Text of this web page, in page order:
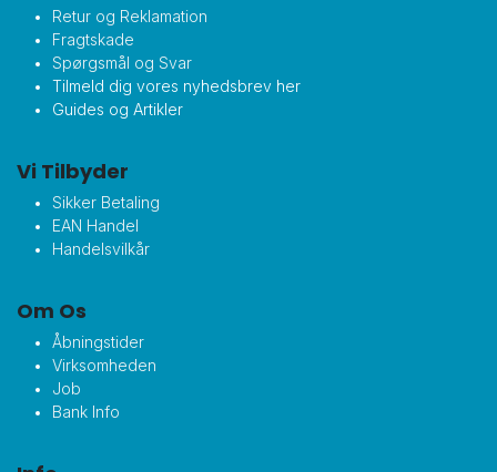
Retur og Reklamation
Fragtskade
Spørgsmål og Svar
Tilmeld dig vores nyhedsbrev her
Guides og Artikler
Vi Tilbyder
Sikker Betaling
EAN Handel
Handelsvilkår
Om Os
Åbningstider
Virksomheden
Job
Bank Info